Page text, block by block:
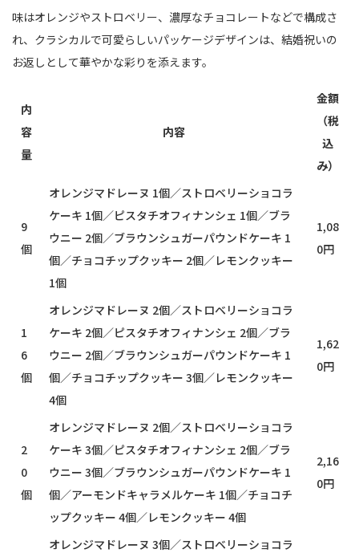
味はオレンジやストロベリー、濃厚なチョコレートなどで構成さ
れ、クラシカルで可愛らしいパッケージデザインは、結婚祝いの
お返しとして華やかな彩りを添えます。
内
容
量
内容
金額
（税
込
み）
9
個
オレンジマドレーヌ 1個／ストロベリーショコラ
ケーキ 1個／ピスタチオフィナンシェ 1個／ブラ
ウニー 2個／ブラウンシュガーパウンドケーキ 1
個／チョコチップクッキー 2個／レモンクッキー
1個
1,08
0円
1
6
個
オレンジマドレーヌ 2個／ストロベリーショコラ
ケーキ 2個／ピスタチオフィナンシェ 2個／ブラ
ウニー 2個／ブラウンシュガーパウンドケーキ 1
個／チョコチップクッキー 3個／レモンクッキー
4個
1,62
0円
2
0
個
オレンジマドレーヌ 2個／ストロベリーショコラ
ケーキ 3個／ピスタチオフィナンシェ 2個／ブラ
ウニー 3個／ブラウンシュガーパウンドケーキ 1
個／アーモンドキャラメルケーキ 1個／チョコチ
ップクッキー 4個／レモンクッキー 4個
2,16
0円
オレンジマドレーヌ 3個／ストロベリーショコラ